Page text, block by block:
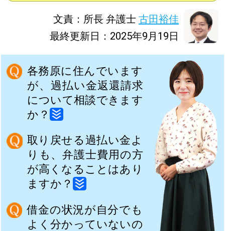
文責：所長 弁護士 古田裕佳
最終更新日：2025年9月19日
各務原に住んでいます
が、過払い金返還請求
について相談できます
か？
取り戻せる過払い金よ
りも、弁護士費用の方
が高くなることはあり
ますか？
借金の状況が自分でも
よく分かっていないの